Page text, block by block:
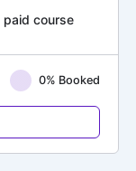
paid course
0% Booked